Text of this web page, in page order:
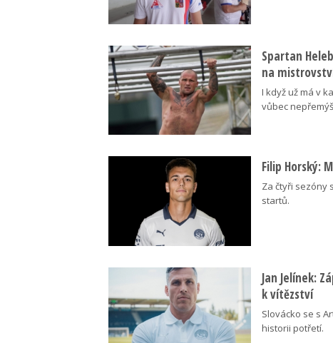
Spartan
na
I když už má v
vůbec
Filip Horský:
Za čtyři sezóny
startů.
Jan Jelínek:
k vítězství
Slovácko se s
historii potřetí.